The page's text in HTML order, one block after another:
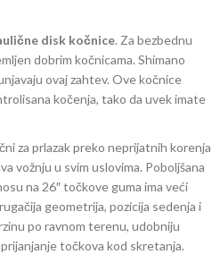
disk kočnice. Za bezbednu
dobrim kočnicama. Shimano
ovaj zahtev. Ove kočnice
kočenja, tako da uvek imate
za prlazak preko neprijatnih korenja
vožnju u svim uslovima. Poboljšana
na 26″ točkove guma ima veći
geometrija, pozicija sedenja i
po ravnom terenu, udobniju
točkova kod skretanja.